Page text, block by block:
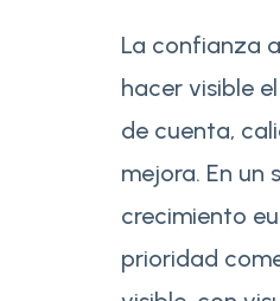
La confianza
hacer visible
de cuenta,
mejora. En un
crecimiento
prioridad